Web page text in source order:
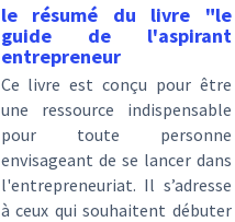
le résumé du livre "le
guide de l'aspirant
entrepreneur
Ce livre est conçu pour être
une ressource indispensable
pour toute personne
envisageant de se lancer dans
l'entrepreneuriat. Il s’adresse
à ceux qui souhaitent débuter